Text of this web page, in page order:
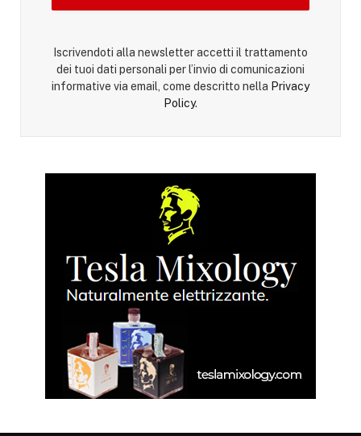
Iscrivendoti alla newsletter accetti il trattamento
dei tuoi dati personali per l’invio di comunicazioni
informative via email, come descritto nella Privacy
Policy.